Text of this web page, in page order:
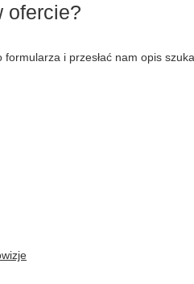
ofercie?
i przesłać nam opis